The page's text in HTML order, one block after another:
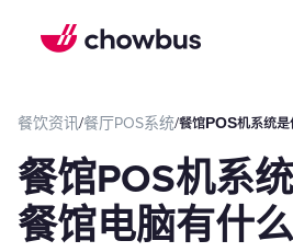
餐饮资讯/餐厅POS系统/餐馆POS机系统是
餐馆POS机系
餐馆电脑有什么